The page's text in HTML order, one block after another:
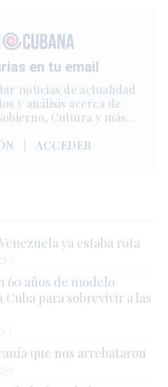
en tu email
noticias de actualidad
y análisis acerca de
Cultura y más…
ACCEDER
ya estaba rota
60 años de modelo
para sobrevivir a las
que nos arrebataron